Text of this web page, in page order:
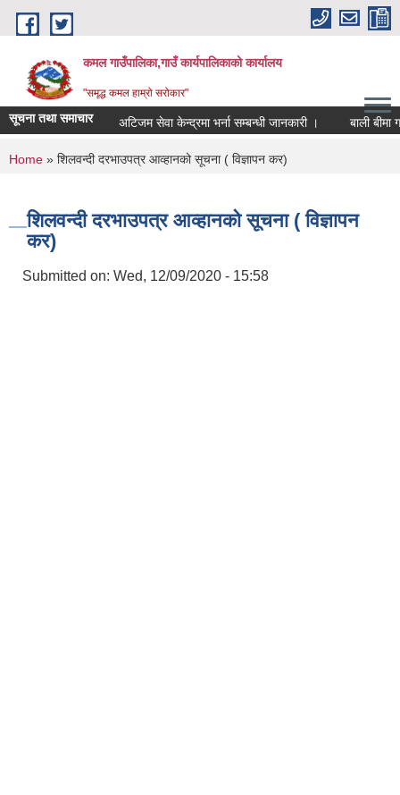
Skip to main content
कमल गाउँपालिका,गाउँ कार्यपालिकाको कार्यालय
"समृद्ध कमल हाम्रो सरोकार"
सूचना तथा समाचार अटिजम सेवा केन्द्रमा भर्ना सम्बन्धी जानकारी । बाली बीमा
You are here
Home » शिलवन्दी दरभाउपत्र आव्हानको सूचना ( विज्ञापन कर)
शिलवन्दी दरभाउपत्र आव्हानको सूचना ( विज्ञापन
कर)
Submitted on: Wed, 12/09/2020 - 15:58